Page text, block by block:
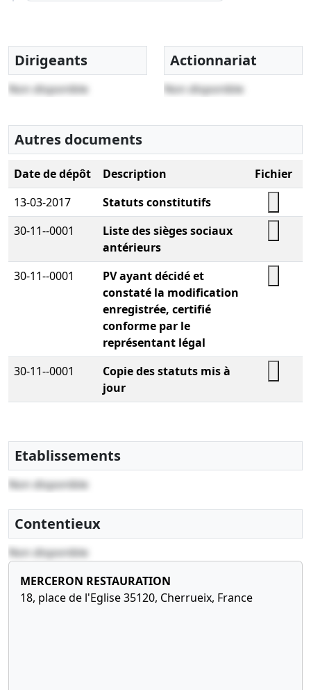
Dirigeants
Non disponible
Actionnariat
Non disponible
Autres documents
Date de dépôt Description
Fichier
13-03-2017
Statuts constitutifs
30-11--0001
Liste des sièges sociaux
antérieurs
30-11--0001
PV ayant décidé et
constaté la modification
enregistrée, certifié
conforme par le
représentant légal
30-11--0001
Copie des statuts mis à
jour
Etablissements
Non disponible
Contentieux
Non disponible
MERCERON RESTAURATION
18, place de l'Eglise 35120, Cherrueix, France